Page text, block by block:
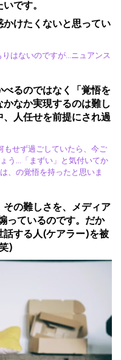
です。
けたくないと思ってい
はないのですが…ニュアンス
るのではなく「覚悟を
なか実現するのは難し
人任せを前提にされ過
もせず過ごしていたら、今ご
う…「まずい」と気付いてか
、の覚悟を持ったと思いま
その難しさを、メディア
っているのです。だか
話する人(ケアラー)を被
)